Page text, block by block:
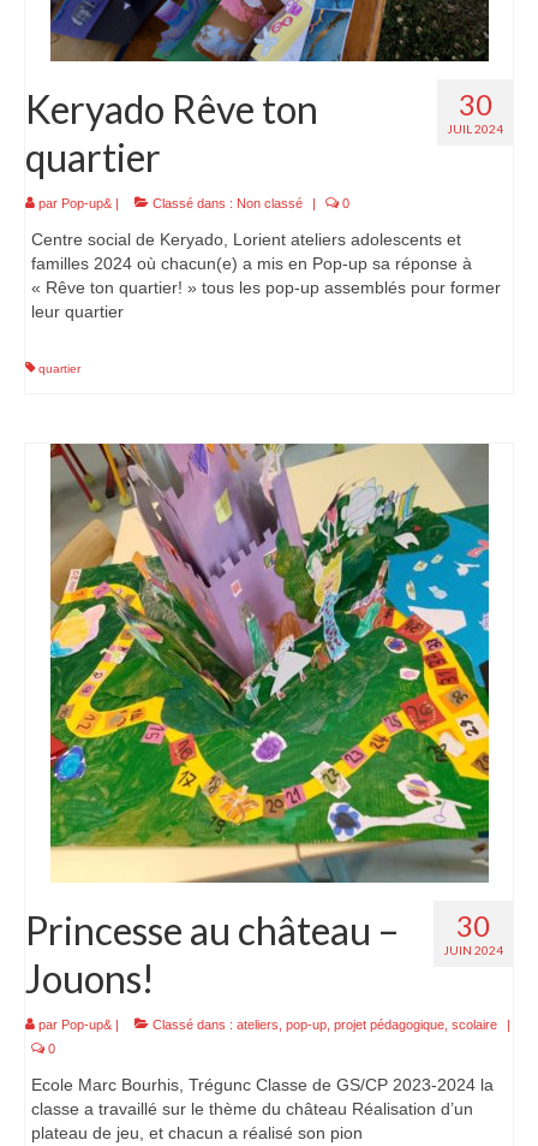
30
JUIL 2024
Keryado Rêve ton
quartier
par Pop-up& | Classé dans : Non classé | 0
Centre social de Keryado, Lorient ateliers adolescents et
familles 2024 où chacun(e) a mis en Pop-up sa réponse à
« Rêve ton quartier! » tous les pop-up assemblés pour former
leur quartier
quartier
30
JUIN 2024
Princesse au château –
Jouons!
par Pop-up& | Classé dans : ateliers pop-up projet pédagogique scolaire
|
0
Ecole Marc Bourhis, Trégunc Classe de GS/CP 2023-2024 la
classe a travaillé sur le thème du château Réalisation d’un
plateau de jeu, et chacun a réalisé son pion